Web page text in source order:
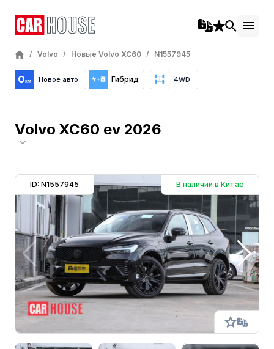
/ Volvo / Новые Volvo XC60 / N1557945
Новое авто Гибрид 4WD
Volvo XC60 ev 2026
ID: N1557945 В наличии в Китае